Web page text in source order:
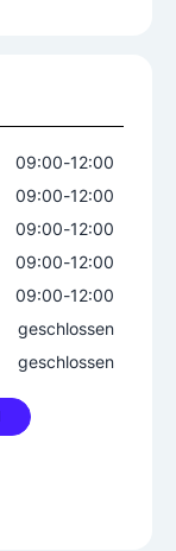
09:00-12:00
09:00-12:00
09:00-12:00
09:00-12:00
09:00-12:00
geschlossen
geschlossen